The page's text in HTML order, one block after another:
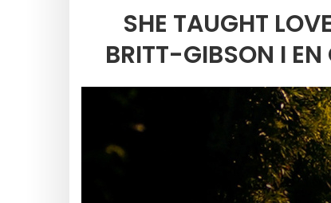
SHE TAUGHT
BRITT-GIBSON I EN